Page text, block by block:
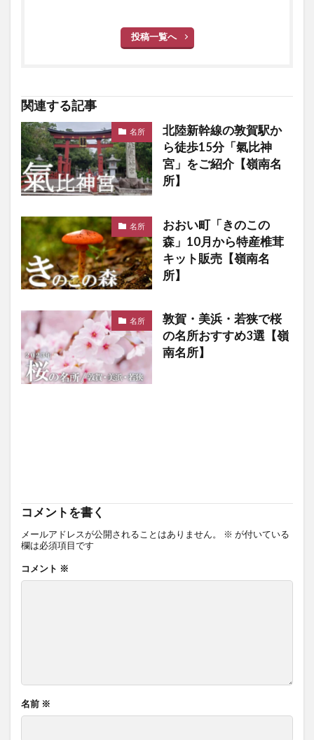
投稿一覧へ
関連する記事
名所
北陸新幹線の敦賀駅か
ら徒歩15分「氣比神
宮」をご紹介【嶺南名
所】
名所
おおい町「きのこの
森」10月から特産椎茸
キット販売【嶺南名
所】
名所
敦賀・美浜・若狭で桜
の名所おすすめ3選【嶺
南名所】
コメントを書く
メールアドレスが公開されることはありません。 ※ が付いている
欄は必須項目です
コメント ※
名前 ※